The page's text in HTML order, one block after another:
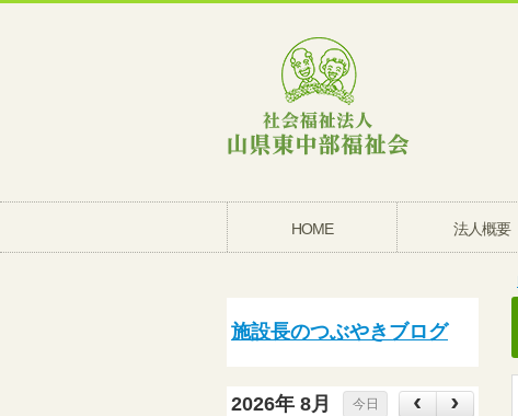
HOME 法人概要
施設長のつぶやきブログ
2026年 8月 今日